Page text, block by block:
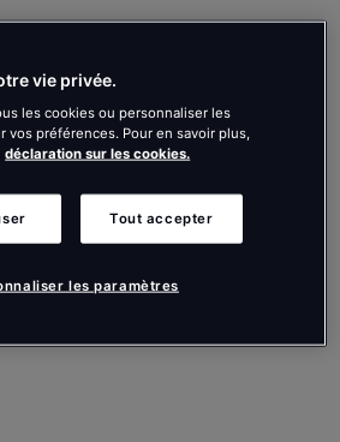
vie privée.
les cookies ou personnaliser les
vos préférences. Pour en savoir plus,
déclaration sur les cookies.
Tout accepter
les paramètres